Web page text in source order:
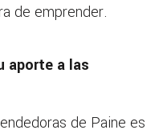
de emprender.
aporte a las
de Paine es